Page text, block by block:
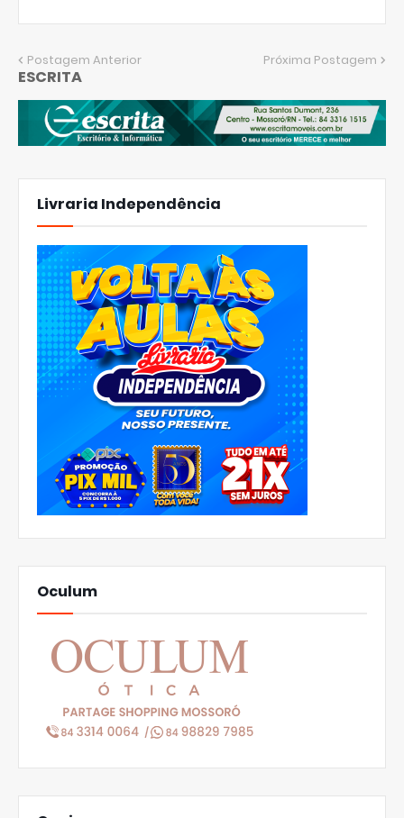
Postagem Anterior Próxima Postagem
ESCRITA
Livraria Independência
Oculum